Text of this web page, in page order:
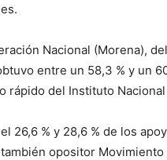
Nacional (Morena),
entre un 58,3 % y un
del Instituto Nacional
26,6 % y 28,6 % de los
opositor Movimiento